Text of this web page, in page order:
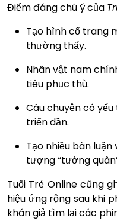
Điểm đáng chú ý của
Tạo hình cổ trang
thường thấy.
Nhân vật nam
tiêu phục thù.
Câu chuyện có
triển dần.
Tạo nhiều bàn
tượng “tướng
Tuổi Trẻ Online cũng
hiệu ứng rộng sau khi
khán giả tìm lại các